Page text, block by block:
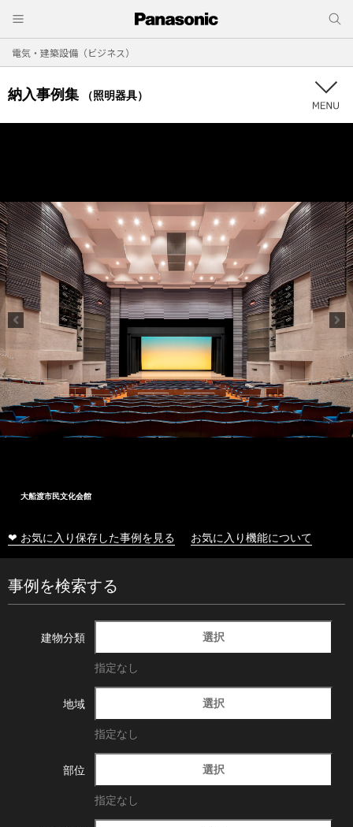
電気・建築設備（ビジネス）
納入事例集 （照明器具）
大船渡市民文化会館
❤ お気に入り保存した事例を見る お気に入り機能について
事例を検索する
建物分類 選択
指定なし
地域 選択
指定なし
部位 選択
指定なし